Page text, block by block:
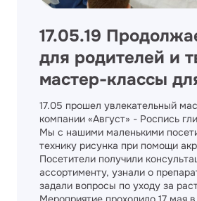
17.05.19
для родителей и
мастер-классы
17.05 прошел увлекательный
компании «Август» - Роспись
Мы с нашими маленькими
технику рисунка при помощи
Посетители получили
ассортименту, узнали о
задали вопросы по уходу за